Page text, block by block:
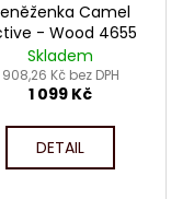
Camel
- Wood 4655
Skladem
908,26 Kč bez DPH
1 099 Kč
DETAIL